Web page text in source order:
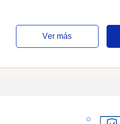
ver más